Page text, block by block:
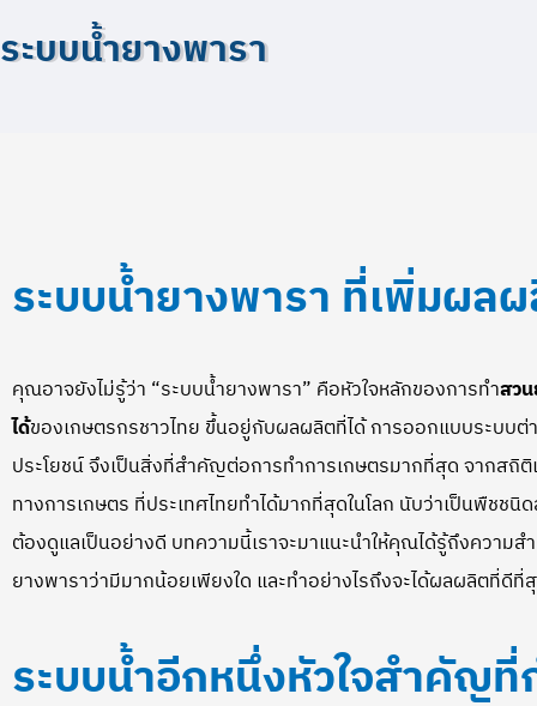
ระบบน้ำยางพารา
ระบบน้ำยางพารา ที่เพิ่มผลผ
คุณอาจยังไม่รู้ว่า “ระบบน้ำยางพารา” คือหัวใจหลักของการทำสว
ได้ของเกษตรกรชาวไทย ขึ้นอยู่กับผลผลิตที่ได้ การออกแบบระบบต่
ประโยชน์ จึงเป็นสิ่งที่สำคัญต่อการทำการเกษตรมากที่สุด จากสถิ
ทางการเกษตร ที่ประเทศไทยทำได้มากที่สุดในโลก นับว่าเป็นพืชช
ต้องดูแลเป็นอย่างดี บทความนี้เราจะมาแนะนำให้คุณได้รู้ถึงความ
ยางพาราว่ามีมากน้อยเพียงใด และทำอย่างไรถึงจะได้ผลผลิตที่ดีที่
ระบบน้ำอีกหนึ่งหัวใจสำคัญ